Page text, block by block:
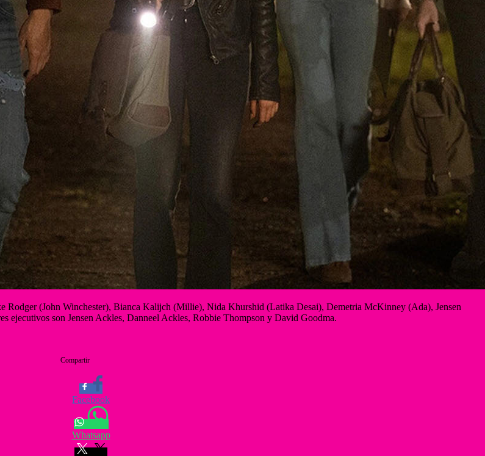
Rodger (John Winchester), Bianca Kalijch (Millie), Nida Khurshid (Latika Desai), Demetria McKinney (Ada), Jensen
ejecutivos son Jensen Ackles, Danneel Ackles, Robbie Thompson y David Goodma.
Compartir
Facebook
Whatsapp